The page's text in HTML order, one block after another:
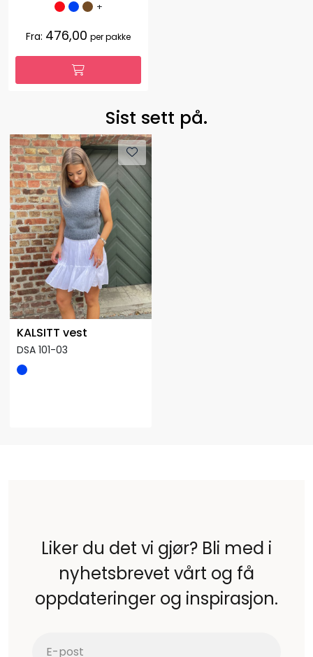
+
Fra: 476,00 per pakke
Sist sett på.
KALSITT vest
DSA 101-03
Liker du det vi gjør? Bli med i
nyhetsbrevet vårt og få
oppdateringer og inspirasjon.